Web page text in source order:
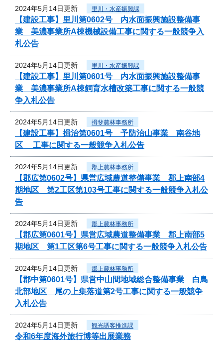
2024年5月14日更新 里川・水産振興課
【建設工事】里川第0602号 内水面振興施設整備事
業 美濃事業所A棟機械設備工事に関する一般競争入
札公告
2024年5月14日更新 里川・水産振興課
【建設工事】里川第0601号 内水面振興施設整備事
業 美濃事業所A棟飼育水槽改築工事に関する一般競
争入札公告
2024年5月14日更新 揖斐農林事務所
【建設工事】揖治第0601号 予防治山事業 南谷地
区 工事に関する一般競争入札公告
2024年5月14日更新 郡上農林事務所
【郡広第0602号】県営広域農道整備事業 郡上南部4
期地区 第2工区第103号工事に関する一般競争入札公
告
2024年5月14日更新 郡上農林事務所
【郡広第0601号】県営広域農道整備事業 郡上南部5
期地区 第1工区第6号工事に関する一般競争入札公告
2024年5月14日更新 郡上農林事務所
【郡中第0601号】県営中山間地域総合整備事業 白鳥
北部地区 尾の上集落道第2号工事に関する一般競争
入札公告
2024年5月14日更新 観光誘客推進課
令和6年度海外旅行博等出展業務